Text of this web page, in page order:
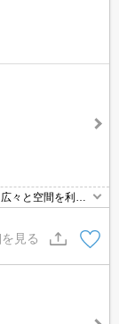
々と空間を利用
。身だしなみを
ある物件です。
るキッチン付き
見る